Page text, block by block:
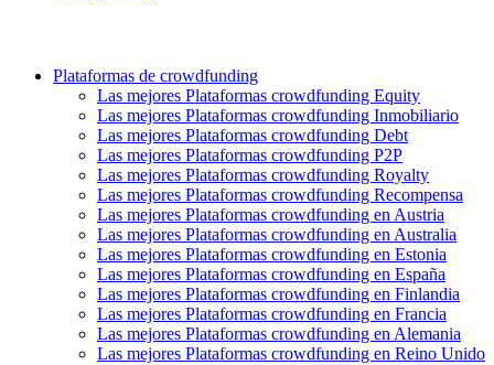
Plataformas de crowdfunding
Las mejores Plataformas crowdfunding Equity
Las mejores Plataformas crowdfunding Inmobiliario
Las mejores Plataformas crowdfunding Debt
Las mejores Plataformas crowdfunding P2P
Las mejores Plataformas crowdfunding Royalty
Las mejores Plataformas crowdfunding Recompensa
Las mejores Plataformas crowdfunding en Austria
Las mejores Plataformas crowdfunding en Australia
Las mejores Plataformas crowdfunding en Estonia
Las mejores Plataformas crowdfunding en España
Las mejores Plataformas crowdfunding en Finlandia
Las mejores Plataformas crowdfunding en Francia
Las mejores Plataformas crowdfunding en Alemania
Las mejores Plataformas crowdfunding en Reino Unido